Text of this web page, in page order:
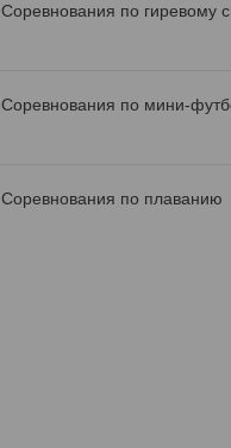
Соревнования по гиревому
Соревнования по мини-
Соревнования по плаванию